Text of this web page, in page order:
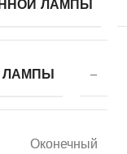
ЛАМПЫ
ЛАМПЫ –
Оконечный